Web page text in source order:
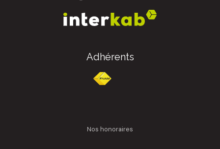
Adhérents
nos honoraires